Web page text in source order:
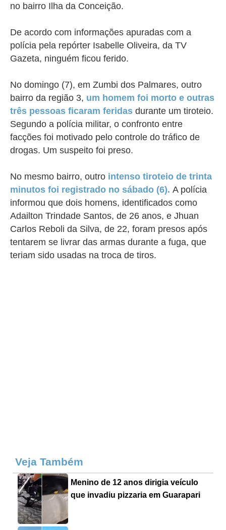
no bairro Ilha da Conceição.
De acordo com informações apuradas com a
polícia pela repórter Isabelle Oliveira, da TV
Gazeta, ninguém ficou ferido.
No domingo (7), em Zumbi dos Palmares, outro
bairro da região 3, um homem foi morto e outras
três pessoas ficaram feridas durante um tiroteio.
Segundo a polícia militar, o confronto entre
facções foi motivado pelo controle do tráfico de
drogas. Um suspeito foi preso.
No mesmo bairro, outro intenso tiroteio de trinta
minutos foi registrado no sábado (6). A polícia
informou que dois homens, identificados como
Adailton Trindade Santos, de 26 anos, e Jhuan
Carlos Reboli da Silva, de 22, foram presos após
tentarem se livrar das armas durante a fuga, que
teriam sido usadas na troca de tiros.
Veja Também
Menino de 12 anos dirigia veículo
que invadiu pizzaria em Guarapari